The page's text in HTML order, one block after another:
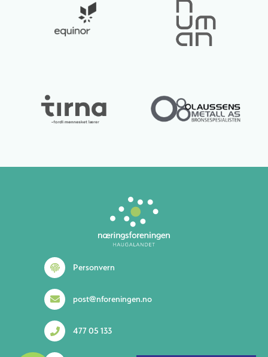
Personvern
post@nforeningen.no
477 05 133